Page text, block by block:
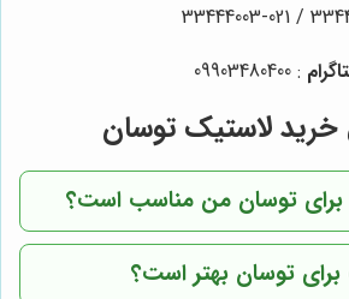
: 09903480400
خرید لاستیک توسان
برای توسان من مناسب است؟
برای توسان بهتر است؟